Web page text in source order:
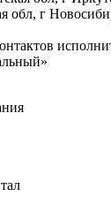
обл, г